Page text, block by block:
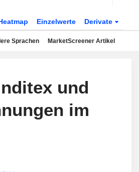
Einzelwerte Derivate
Sprachen MarketScreener Artikel
und
im